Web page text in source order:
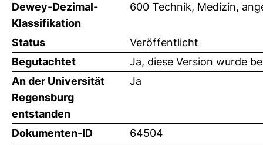
Dewey-Dezimal-
Klassifikation
600 Technik, Medizin,
Status
Veröffentlicht
Begutachtet
Ja, diese Version wurde
An der Universität
Regensburg
entstanden
Ja
Dokumenten-ID 64504